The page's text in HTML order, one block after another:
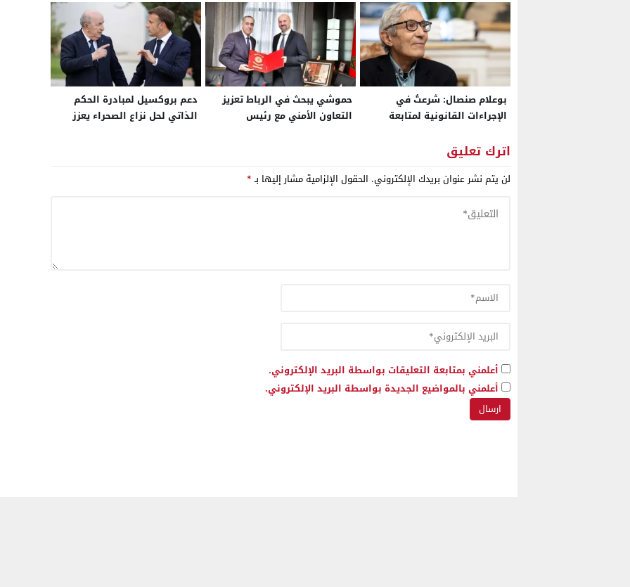
بوعلام صنصال: شرعتُ في
الإجراءات القانونية لمتابعة
الدولي وأخبرته بذلك عندما كنت
معتقلا
حموشي يبحث في الرباط تعزيز
التعاون الأمني مع رئيس
دعم بروكسيل لمبادرة الحكم
الذاتي لحل نزاع الصحراء يعزز
اترك تعليق
لن يتم نشر عنوان بريدك الإلكتروني. الحقول الإلزامية مشار إليها بـ*
أعلمني بمتابعة التعليقات بواسطة البريد الإلكتروني.
أعلمني بالمواضيع الجديدة بواسطة البريد الإلكتروني.